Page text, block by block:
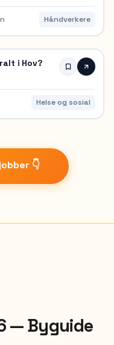
Håndverkere
i Hov?
Helse og sosial
👇
— Byguide